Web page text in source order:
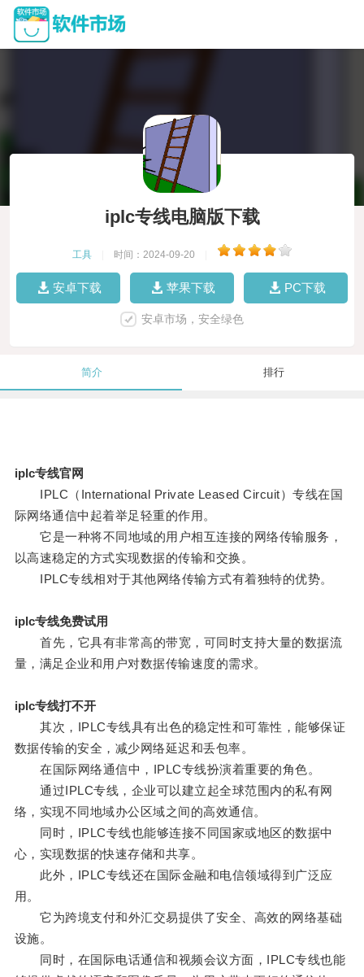
iplc专线电脑版下载
工具 时间：2024-09-20
安卓下载 苹果下载 PC下载
安卓市场，安全绿色
简介 排行
iplc专线官网
IPLC（International Private Leased Circuit）专线在国
际网络通信中起着举足轻重的作用。
它是一种将不同地域的用户相互连接的网络传输服务，
以高速稳定的方式实现数据的传输和交换。
IPLC专线相对于其他网络传输方式有着独特的优势。
iplc专线免费试用
首先，它具有非常高的带宽，可同时支持大量的数据流
量，满足企业和用户对数据传输速度的需求。
iplc专线打不开
其次，IPLC专线具有出色的稳定性和可靠性，能够保证
数据传输的安全，减少网络延迟和丢包率。
在国际网络通信中，IPLC专线扮演着重要的角色。
通过IPLC专线，企业可以建立起全球范围内的私有网
络，实现不同地域办公区域之间的高效通信。
同时，IPLC专线也能够连接不同国家或地区的数据中
心，实现数据的快速存储和共享。
此外，IPLC专线还在国际金融和电信领域得到广泛应
用。
它为跨境支付和外汇交易提供了安全、高效的网络基础
设施。
同时，在国际电话通信和视频会议方面，IPLC专线也能